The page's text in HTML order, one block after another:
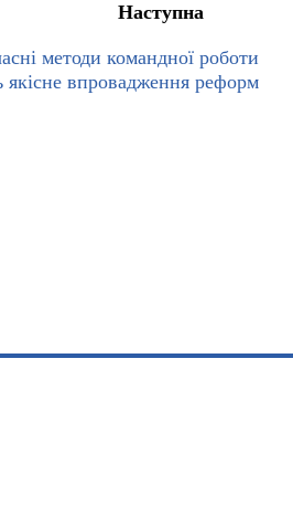
Наступна
методи командної роботи
якісне впровадження реформ